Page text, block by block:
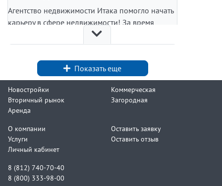
Агентство недвижимости Итака помогло начать
карьеру в сфере недвижимости! За время
работы в компании я провел много сделок при
поддержке моего руководителя. Отличный
Мой офис.
Моя страница на сайте Итака.
Показать еще
Новостройки
Вторичный рынок
Аренда
Коммерческая
Загородная
О компании
Услуги
Личный кабинет
Оставить заявку
Оставить отзыв
8 (812) 740-70-40
8 (800) 333-98-00